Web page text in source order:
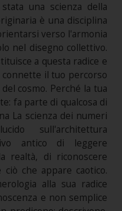
una scienza della
è una disciplina
verso l'armonia
nel disegno collettivo.
a questa radice e
il tuo percorso
cosmo. Perché la tua
fa parte di qualcosa di
La scienza dei numeri
sull'architettura
antico di leggere
realtà, di riconoscere
che appare caotico.
alla sua radice
e non semplice